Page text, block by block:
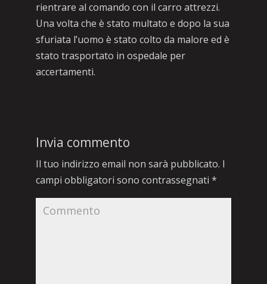
rientrare al comando con il carro attrezzi.
Una volta che è stato multato e dopo la sua
sfuriata l’uomo è stato colto da malore ed è
stato trasportato in ospedale per
accertamenti.
Invia commento
Il tuo indirizzo email non sarà pubblicato. I
campi obbligatori sono contrassegnati *